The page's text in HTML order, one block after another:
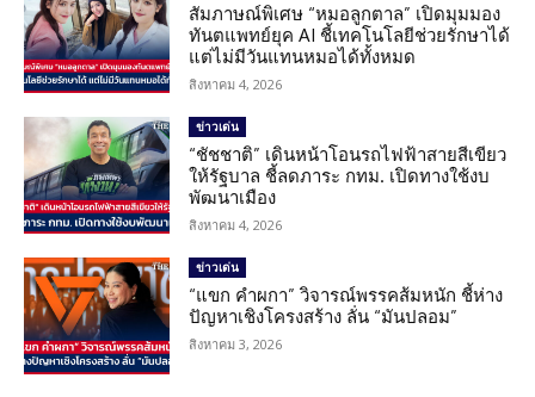
สัมภาษณ์พิเศษ “หมอลูกตาล” เปิดมุมมอง
ทันตแพทย์ยุค AI ชี้เทคโนโลยีช่วยรักษาได้
แต่ไม่มีวันแทนหมอได้ทั้งหมด
สิงหาคม 4, 2026
ข่าวเด่น
“ชัชชาติ” เดินหน้าโอนรถไฟฟ้าสายสีเขียว
ให้รัฐบาล ชี้ลดภาระ กทม. เปิดทางใช้งบ
พัฒนาเมือง
สิงหาคม 4, 2026
ข่าวเด่น
“แขก คำผกา” วิจารณ์พรรคส้มหนัก ชี้ห่าง
ปัญหาเชิงโครงสร้าง ลั่น “มันปลอม”
สิงหาคม 3, 2026